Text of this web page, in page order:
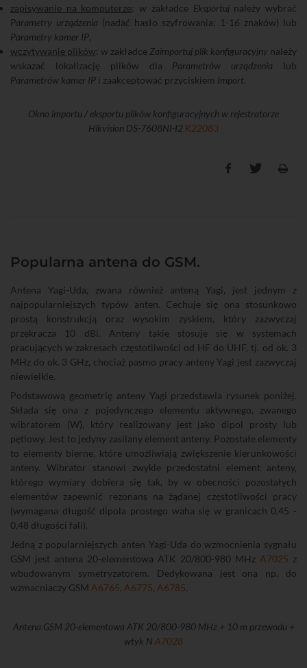
zapisywanie na komputerze: w zakładce Eksportujnależy wybrać
Parametry urządzenia (nadać hasło szyfrowania: 1-16 znaków) lub
Parametry kamer IP,
wczytywanie plików: w zakładce Zaimportuj plik konfiguracyjny należy
wskazać lokalizację plików dla Parametrów urządzenia lub
Parametrów kamer IP i zaakceptować przyciskiem Import.
Okno importu / eksportu plików konfiguracyjnych w rejestratorze
Hikvision DS-7608NI-I2 K22083
Popularna antena do GSM.
Antena Yagi-Uda, zwana również anteną Yagi, jest jednym z
najpopularniejszych typów anten. Cechuje się ona stosunkowo
prostą konstrukcją oraz wysokim zyskiem, który zazwyczaj
przekracza 10 dBi. Anteny takie stosuje się w systemach
pracujących w zakresach częstotliwości od HF do UHF, tj. od ok. 3
MHz do ok. 3 GHz, chociaż pasmo pracy anteny Yagi jest zazwyczaj
niewielkie.
Podstawową geometrię anteny Yagi przedstawia rysunek poniżej.
Składa się ona z pojedynczego elementu aktywnego, zwanego
wibratorem (W), który realizowany jest jako dipol prosty lub
pętlowy. Jest to jedyny zasilany element anteny. Pozostałe elementy
to elementy bierne, które umożliwiają zwiększenie kierunkowości
anteny. Wibrator stanowi zwykle przedostatni element anteny,
którego wymiary dobiera się tak, by w obecności pozostałych
elementów zapewnić rezonans na żądanej częstotliwości pracy
(wymagana długość dipola prostego waha się w granicach 0,45 -
0,48 długości fali).
Jedną z popularniejszych anten Yagi-Uda do wzmocnienia sygnału
GSM jest antena 20-elementowa ATK 20/800-980 MHz A7025 z
wbudowanym symetryzatorem. Dedykowana jest ona np. do
wzmacniaczy GSM A6765, A6775, A6785.
Antena GSM 20-elementowa ATK 20/800-980 MHz + 10 m przewodu +
wtyk N A7028